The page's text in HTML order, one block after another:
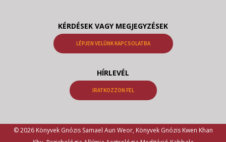
KÉRDÉSEK VAGY MEGJEGYZÉSEK
LÉPJEN VELÜNK KAPCSOLATBA
HÍRLEVÉL
IRATKOZZON FEL
© 2026 Könyvek Gnózis Samael Aun Weor, Könyvek Gnózis Kwen Khan